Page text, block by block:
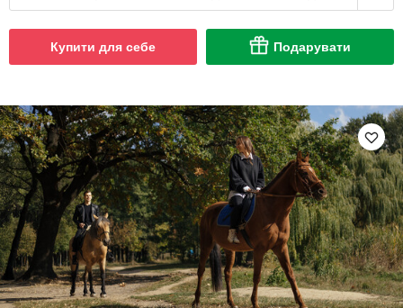
Купити для себе Подарувати